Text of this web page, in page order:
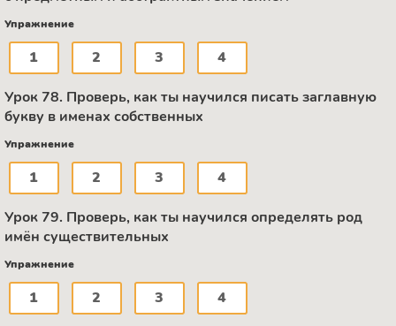
Упражнение
1 2 3 4
Урок 78. Проверь, как ты научился писать заглавную
букву в именах собственных
Упражнение
1 2 3 4
Урок 79. Проверь, как ты научился определять род
имён существительных
Упражнение
1 2 3 4